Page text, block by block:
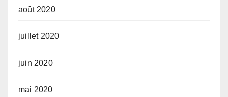
août 2020
juillet 2020
juin 2020
mai 2020